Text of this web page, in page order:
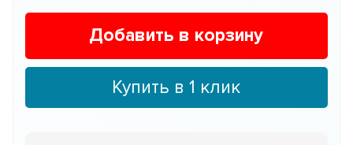
Добавить в корзину
Купить в 1 клик